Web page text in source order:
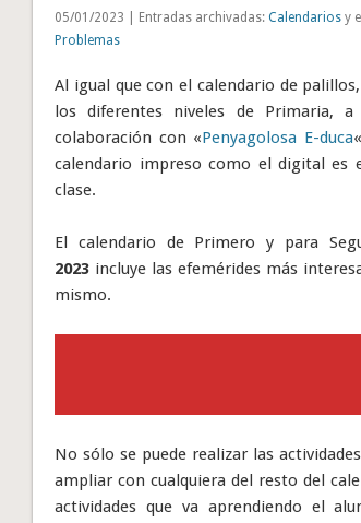
05/01/2023 | Entradas archivadas:Calendarios y
Problemas
Al igual que con el calendario de
los diferentes niveles de Primaria,
colaboración con «Penyagolosa E-duca
calendario impreso como el digital es
clase.
El calendario de Primero y para
2023 incluye las efemérides más
mismo.
No sólo se puede realizar las
ampliar con cualquiera del resto del
actividades que va aprendiendo el